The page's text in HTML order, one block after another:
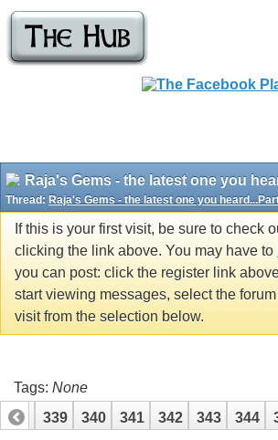
Raja's Gems - the latest one you
Thread: Raja's Gems - the latest one you
If this is your first visit, be sure to check
clicking the link above. You may have to
you can post: click the register link
start viewing messages, select the
visit from the selection below.
Tags: None
338
339 340 341 342 343 344